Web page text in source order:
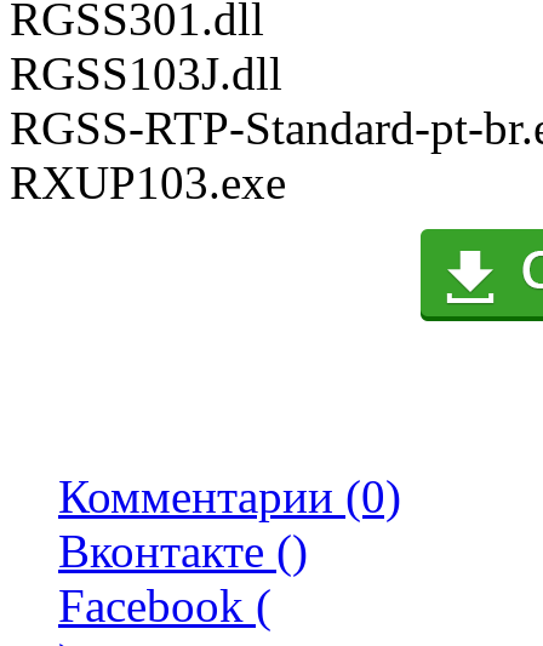
RGSS301.dll
RGSS103J.dll
RGSS-RTP-Standard-pt-
RXUP103.exe
Комментарии (0)
Вконтакте ()
Facebook (